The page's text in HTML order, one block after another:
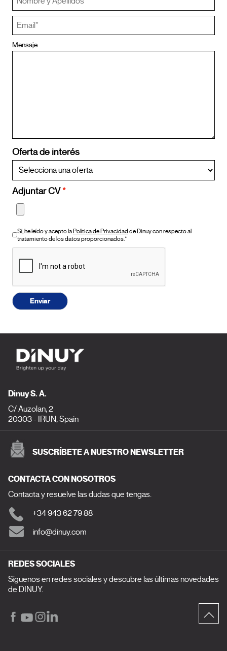
Mensaje
Oferta de interés
Adjuntar CV
Sí, he leído y acepto laPolítica de Privacidad de Dinuy con respecto al
tratamiento de los datos proporcionados.*
Enviar
Dinuy S. A.
C/ Auzolan, 2
20303 - IRUN, Spain
SUSCRÍBETE A NUESTRO NEWSLETTER
CONTACTA CON NOSOTROS
Contacta y resuelve las dudas que tengas.
+34 943 62 79 88
info@dinuy.com
REDES SOCIALES
Síguenos en redes sociales y descubre las últimas novedades
de DINUY.